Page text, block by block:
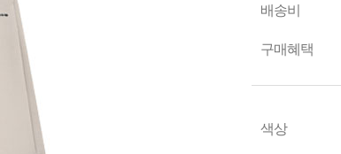
배송비
구매혜택
색상